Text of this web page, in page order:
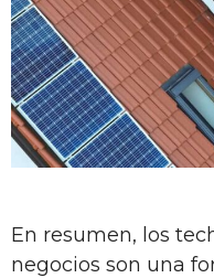
En resumen, los
negocios son una